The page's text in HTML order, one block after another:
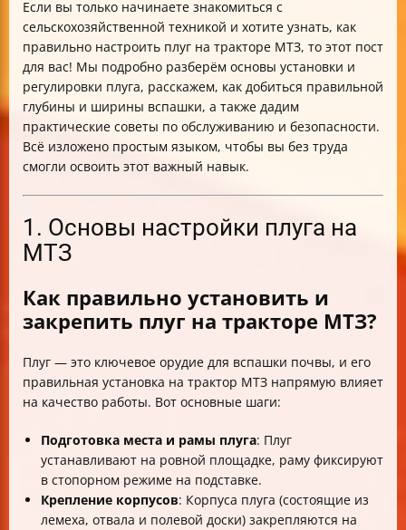
Если вы только начинаете знакомиться с
сельскохозяйственной техникой и хотите узнать, как
правильно настроить плуг на тракторе МТЗ, то этот пост
для вас! Мы подробно разберём основы установки и
регулировки плуга, расскажем, как добиться правильной
глубины и ширины вспашки, а также дадим
практические советы по обслуживанию и безопасности.
Всё изложено простым языком, чтобы вы без труда
смогли освоить этот важный навык.
1. Основы настройки плуга на
МТЗ
Как правильно установить и
закрепить плуг на тракторе МТЗ?
Плуг — это ключевое орудие для вспашки почвы, и его
правильная установка на трактор МТЗ напрямую влияет
на качество работы. Вот основные шаги:
Подготовка места и рамы плуга: Плуг
устанавливают на ровной площадке, раму фиксируют
в стопорном режиме на подставке.
Крепление корпусов: Корпуса плуга (состоящие из
лемеха, отвала и полевой доски) закрепляются на